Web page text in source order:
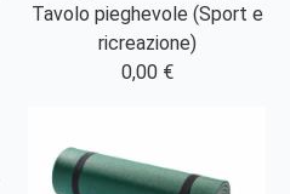
Tavolo pieghevole (Sport e
ricreazione)
0,00 €